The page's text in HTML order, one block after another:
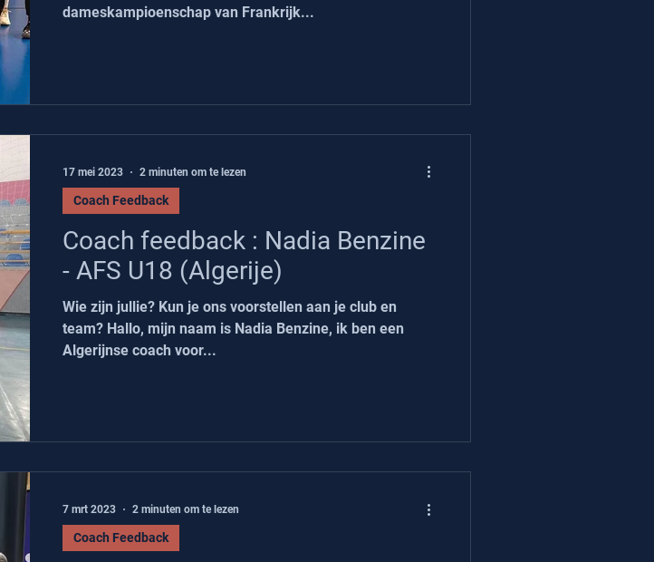
dameskampioenschap van Frankrijk...
Coach feedback : Nadia Benzine
- AFS U18 (Algerije)
Wie zijn jullie? Kun je ons voorstellen aan je club en
team? Hallo, mijn naam is Nadia Benzine, ik ben een
Algerijnse coach voor...
Coach Feedback
17 mei 2023 2 minuten om te lezen
Coach Feedback
7 mrt 2023 2 minuten om te lezen